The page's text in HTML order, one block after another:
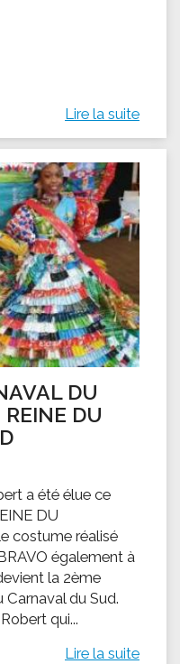
Lire la suite
DU
REINE DU
a été élue ce
DU
costume réalisé
également à
la 2ème
du Sud.
qui...
Lire la suite